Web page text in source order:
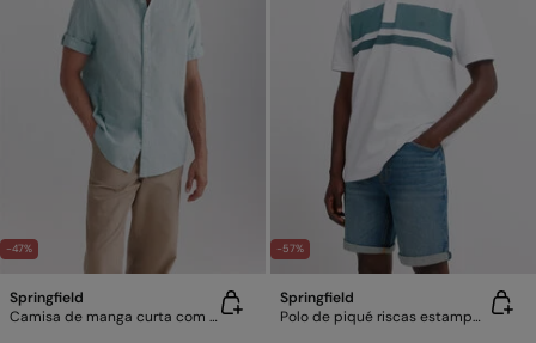
-47%
Springfield
Camisa de manga curta com dobra
-57%
Springfield
Polo de piqué riscas estampadas regular fit